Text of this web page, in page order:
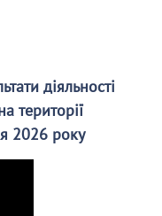
діяльності
території
2026 року